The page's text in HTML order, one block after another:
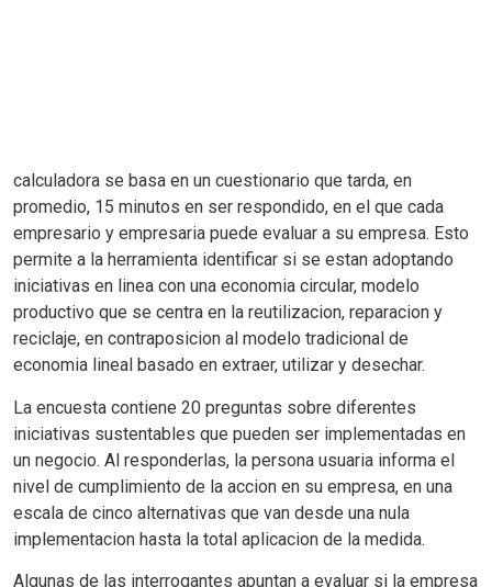
calculadora se basa en un cuestionario que tarda, en
promedio, 15 minutos en ser respondido, en el que cada
empresario y empresaria puede evaluar a su empresa. Esto
permite a la herramienta identificar si se estan adoptando
iniciativas en linea con una economia circular, modelo
productivo que se centra en la reutilizacion, reparacion y
reciclaje, en contraposicion al modelo tradicional de
economia lineal basado en extraer, utilizar y desechar.
La encuesta contiene 20 preguntas sobre diferentes
iniciativas sustentables que pueden ser implementadas en
un negocio. Al responderlas, la persona usuaria informa el
nivel de cumplimiento de la accion en su empresa, en una
escala de cinco alternativas que van desde una nula
implementacion hasta la total aplicacion de la medida.
Algunas de las interrogantes apuntan a evaluar si la empresa